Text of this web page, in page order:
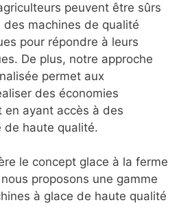
peuvent être sûrs
machines de qualité
pour répondre à leurs
De plus, notre approche
permet aux
des économies
en ayant accès à des
de haute qualité.
le concept glace à la ferme
proposons une gamme
à glace de haute qualité